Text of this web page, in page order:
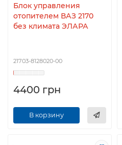
Блок управления
отопителем ВАЗ 2170
без климата ЭЛАРА
21703-8128020-00
4400 грн
В корзину